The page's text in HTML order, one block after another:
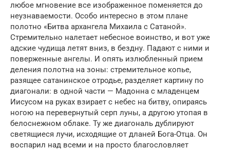
любое мгновение все изображенное поменяется до
неузнаваемости. Особо интересно в этом плане
полотно «Битва архангела Михаила с Сатаной».
Стремительно налетает небесное воинство, и вот уже
адские чудища летят вниз, в бездну. Падают с ними и
поверженные ангелы. И опять излюбленный прием
деления полотна на зоны: стремительное копье,
разящее сатанинское отродье, разделяет картину по
диагонали: в одной части — Мадонна с младенцем
Иисусом на руках взирает с небес на битву, опираясь
ногою на перевернутый серп луны, а другою утопая в
белоснежном облаке. Ту же диагональ дублируют
светящиеся лучи, исходящие от дланей Бога-Отца. Он
воспарил над всеми и на просто благословляет